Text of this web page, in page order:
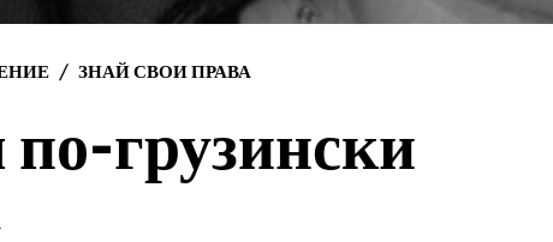
ЗНАЙ СВОИ ПРАВА
грузински